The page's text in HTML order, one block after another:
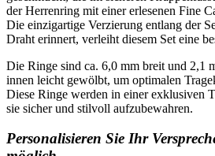
der Herrenring mit einer erlesenen Fine
Die einzigartige Verzierung entlang der
Draht erinnert, verleiht diesem Set eine
Die Ringe sind ca. 6,0 mm breit und 2,1
innen leicht gewölbt, um optimalen
Diese Ringe werden in einer exklusiven
sie sicher und stilvoll aufzubewahren.
Personalisieren Sie Ihr